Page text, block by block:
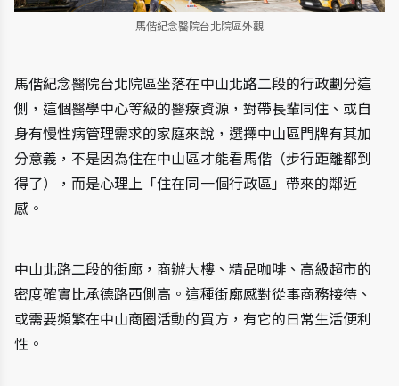
馬偕紀念醫院台北院區外觀
馬偕紀念醫院台北院區坐落在中山北路二段的行政劃分這
側，這個醫學中心等級的醫療資源，對帶長輩同住、或自
身有慢性病管理需求的家庭來說，選擇中山區門牌有其加
分意義，不是因為住在中山區才能看馬偕（步行距離都到
得了），而是心理上「住在同一個行政區」帶來的鄰近
感。
中山北路二段的街廓，商辦大樓、精品咖啡、高級超市的
密度確實比承德路西側高。這種街廓感對從事商務接待、
或需要頻繁在中山商圈活動的買方，有它的日常生活便利
性。